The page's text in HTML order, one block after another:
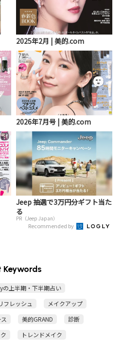
2025年2月 | 美的.com
2026年7月号 | 美的.com
Jeep 抽選で3万円分ギフト当た
る
PR（Jeep Japan）
Recommended by
Keywords
の上半期・下半期占い
フレッシュ
メイクアップ
美的GRAND
診断
トレンドメイク